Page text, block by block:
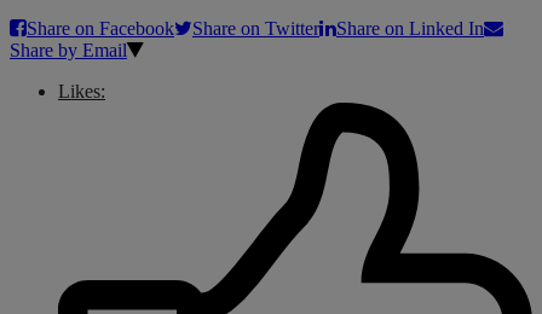
Share on Facebook
Share on Twitter
Share on Linked In
Share by Email
Likes: